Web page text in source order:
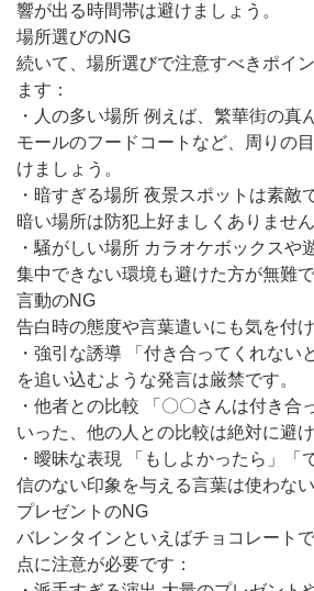
響が出る時間帯は避けましょう。
場所選びのNG
続いて、場所選びで注意すべきポイ
ます：
・人の多い場所 例えば、繁華街の真
モールのフードコートなど、周りの
けましょう。
・暗すぎる場所 夜景スポットは素敵
暗い場所は防犯上好ましくありません
・騒がしい場所 カラオケボックスや
集中できない環境も避けた方が無難で
言動のNG
告白時の態度や言葉遣いにも気を付
・強引な誘導 「付き合ってくれない
を追い込むような発言は厳禁です。
・他者との比較 「〇〇さんは付き合
いった、他の人との比較は絶対に避け
・曖昧な表現 「もしよかったら」「
信のない印象を与える言葉は使わな
プレゼントのNG
バレンタインといえばチョコレート
点に注意が必要です：